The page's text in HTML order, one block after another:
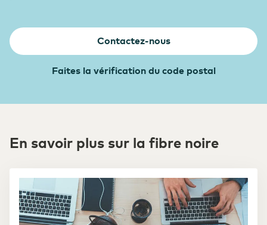
Contactez-nous
Faites la vérification du code postal
En savoir plus sur la fibre noire